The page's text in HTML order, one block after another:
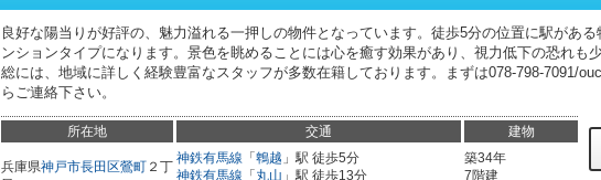
良好な陽当りが好評の、魅力溢れる一押しの物件となっています。徒歩5分の位置に駅があ
ンションタイプになります。景色を眺めることには心を癒す効果があり、視力低下の恐れも
総には、地域に詳しく経験豊富なスタッフが多数在籍しております。まずは078-798-7091/
らご連絡下さい。
所在地 交通 建物
兵庫県神戸市長田区鶯町 ２丁
神鉄有馬線 「 鵯越 」駅 徒歩5分
神鉄有馬線 「 丸山 」駅 徒歩13分
築34年
7階建